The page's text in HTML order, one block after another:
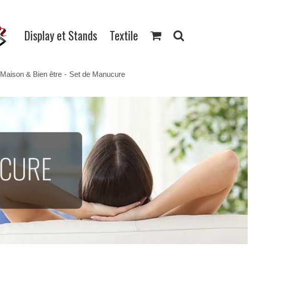
Display et Stands Textile
Maison & Bien être - Set de Manucure